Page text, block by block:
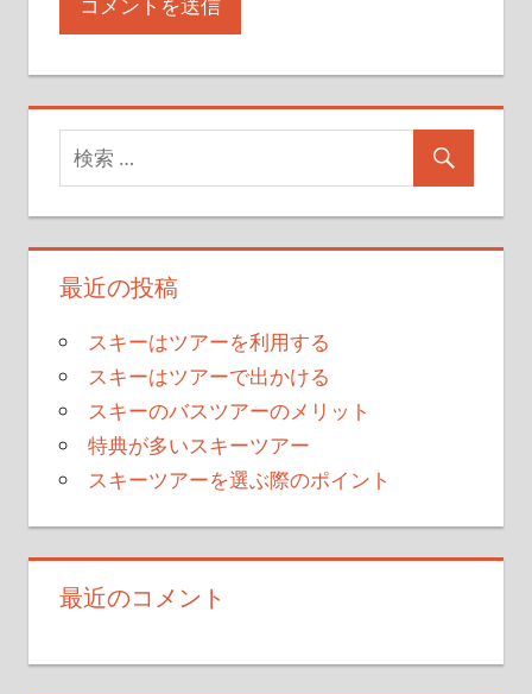
最近の投稿
スキーはツアーを利用する
スキーはツアーで出かける
スキーのバスツアーのメリット
特典が多いスキーツアー
スキーツアーを選ぶ際のポイント
最近のコメント